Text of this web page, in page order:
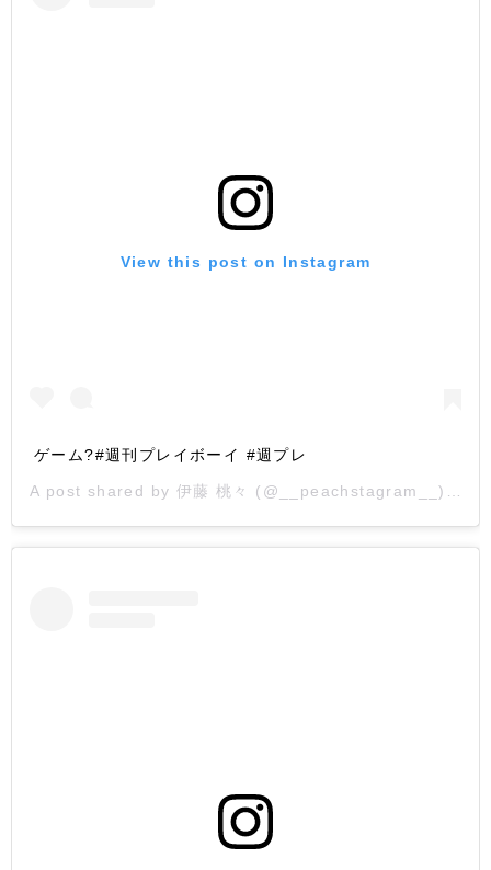
View this post on Instagram
ゲーム?#週刊プレイボーイ #週プレ
A post shared by 伊藤 桃々 (@__peachstagram__) on